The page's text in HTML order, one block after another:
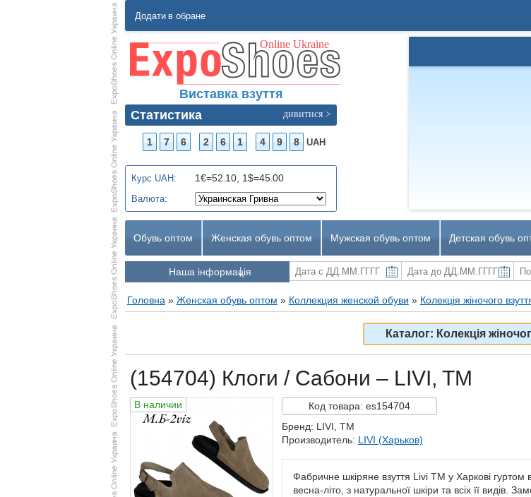
Додати в обране
Виставка взуття
Статистика
дивитися >
1 7 6 2 6 1 4 9 8 UAH
Курс UAH: 1€=52.10, 1$=45.00
Валюта:
Обувь оптом Женская обувь оптом Мужская обувь оптом Детская обувь
Наша інформація
Головна » Женская обувь оптом » Коллекция женской обуви » Колекція жіночого
Каталог: Колекція
(154704) Клоги / Сабони – LIVI, TM
В наличии Кодтовара: es154704
Бренд: LIVI, TM
Производитель: LIVI (Харьков)
Фабричне шкіряне взуття Livi TM у Харкові
весна-літо, з натуральної шкіри та всіх її видів.